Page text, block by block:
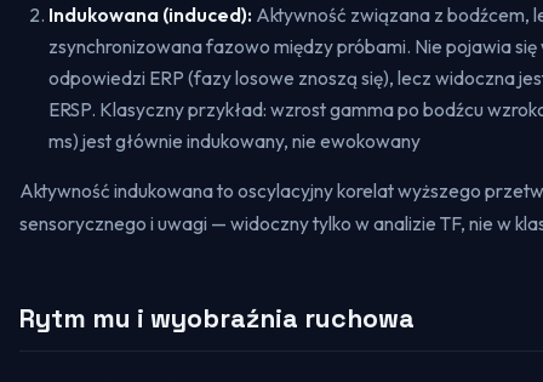
Indukowana (induced): Aktywność związana z bodźcem,
zsynchronizowana fazowo między próbami. Nie pojawia się
odpowiedzi ERP (fazy losowe znoszą się), lecz widoczna
ERSP. Klasyczny przykład: wzrost gamma po bodźcu
ms) jest głównie indukowany, nie ewokowany
Aktywność indukowana to oscylacyjny korelat wyższego
sensorycznego i uwagi — widoczny tylko w analizie TF, nie w
Rytm mu i wyobraźnia ruchowa